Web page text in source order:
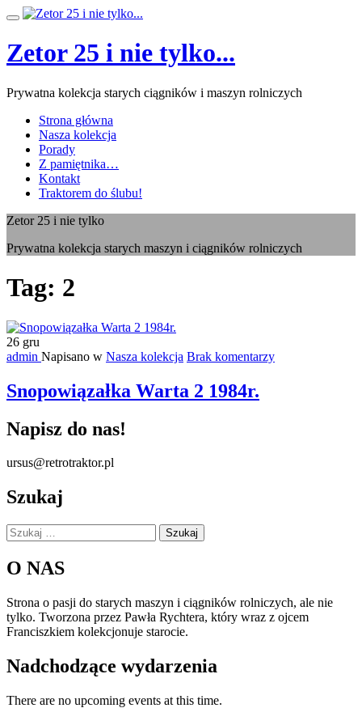
Przeskocz
treści
Przełącz
Zetor 25 i nie tylko...
Prywatna kolekcja starych ciągników i maszyn rolniczych
Strona główna
Nasza kolekcja
Porady
Z pamiętnika…
Kontakt
Traktorem do ślubu!
Zetor 25 i nie tylko
Prywatna kolekcja starych maszyn i ciągników rolniczych
Tag: 2
26 gru
admin Napisano w Nasza kolekcja Brak komentarzy
Snopowiązałka Warta 2 1984r.
Napisz do nas!
ursus@retrotraktor.pl
Szukaj
Szukaj:
O NAS
Strona o pasji do starych maszyn i ciągników rolniczych, ale nie
tylko. Tworzona przez Pawła Rychtera, który wraz z ojcem
Franciszkiem kolekcjonuje starocie.
Nadchodzące wydarzenia
There are no upcoming events at this time.